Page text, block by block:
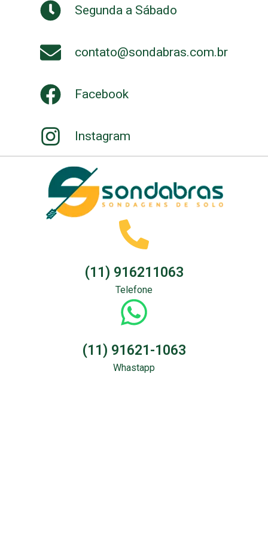
Segunda a Sábado
contato@sondabras.com.br
Facebook
Instagram
(11) 916211063
Telefone
(11) 91621-1063
Whastapp